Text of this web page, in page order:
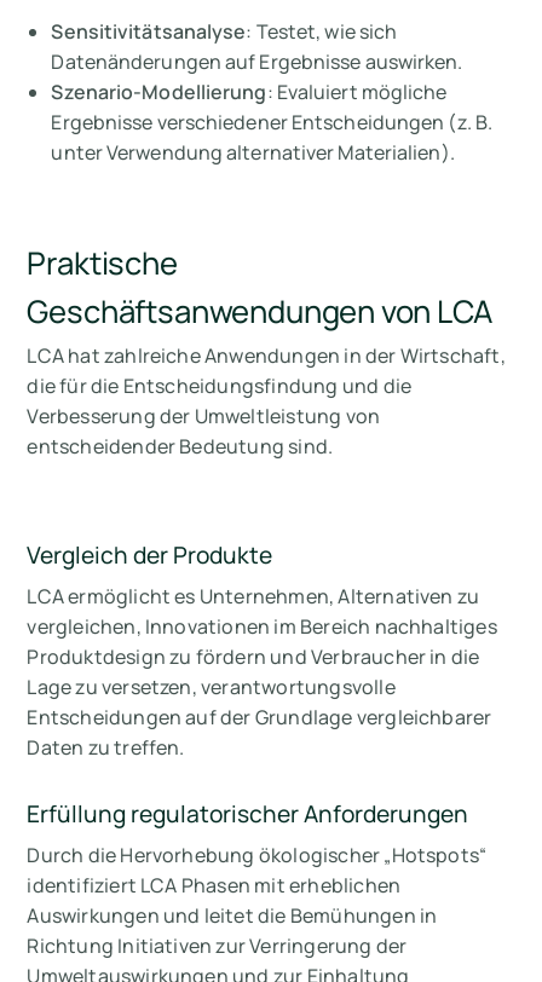
Sensitivitätsanalyse: Testet, wie sich
Datenänderungen auf Ergebnisse auswirken.
Szenario-Modellierung: Evaluiert mögliche
Ergebnisse verschiedener Entscheidungen (z. B.
unter Verwendung alternativer Materialien).
Praktische
Geschäftsanwendungen von LCA
LCA hat zahlreiche Anwendungen in der Wirtschaft,
die für die Entscheidungsfindung und die
Verbesserung der Umweltleistung von
entscheidender Bedeutung sind.
Vergleich der Produkte
LCA ermöglicht es Unternehmen, Alternativen zu
vergleichen, Innovationen im Bereich nachhaltiges
Produktdesign zu fördern und Verbraucher in die
Lage zu versetzen, verantwortungsvolle
Entscheidungen auf der Grundlage vergleichbarer
Daten zu treffen.
Erfüllung regulatorischer Anforderungen
Durch die Hervorhebung ökologischer „Hotspots“
identifiziert LCA Phasen mit erheblichen
Auswirkungen und leitet die Bemühungen in
Richtung Initiativen zur Verringerung der
Umweltauswirkungen und zur Einhaltung